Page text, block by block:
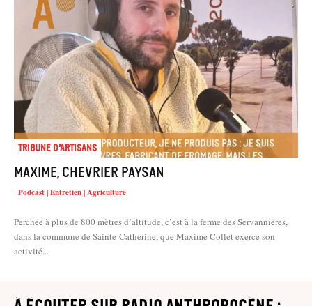
Tribune d'artisans
Maxime, chevrier paysan
Podcast | Entretien | Agriculture
Perchée à plus de 800 mètres d’altitude, c’est à la ferme des Servannières,
dans la commune de Sainte-Catherine, que Maxime Collet exerce son
activité...